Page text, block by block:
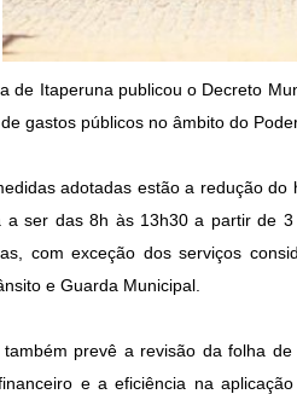
de Itaperuna publicou o Decreto
gastos públicos no âmbito do
adotadas estão a redução
a ser das 8h às 13h30 a partir de
com exceção dos serviços
e Guarda Municipal.
prevê a revisão da folha
e a eficiência na